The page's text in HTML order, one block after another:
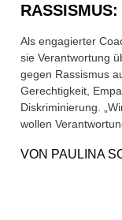
Als engagierter
sie Verantwortung
gegen Rassismus
Gerechtigkeit,
Diskriminierung.
wollen
VON PAULINA